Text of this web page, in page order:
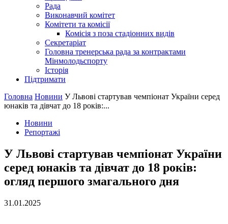
Рада
Виконавчий комітет
Комітети та комісії
Комісія з поза стадіонних видів
Секретаріат
Головна тренерська рада за контрактами
Мінмолодьспорту
Історія
Підтримати
Головна Новини У Львові стартував чемпіонат України серед
юнаків та дівчат до 18 років:...
Новини
Репортажі
У Львові стартував чемпіонат України
серед юнаків та дівчат до 18 років:
огляд першого змагального дня
31.01.2025